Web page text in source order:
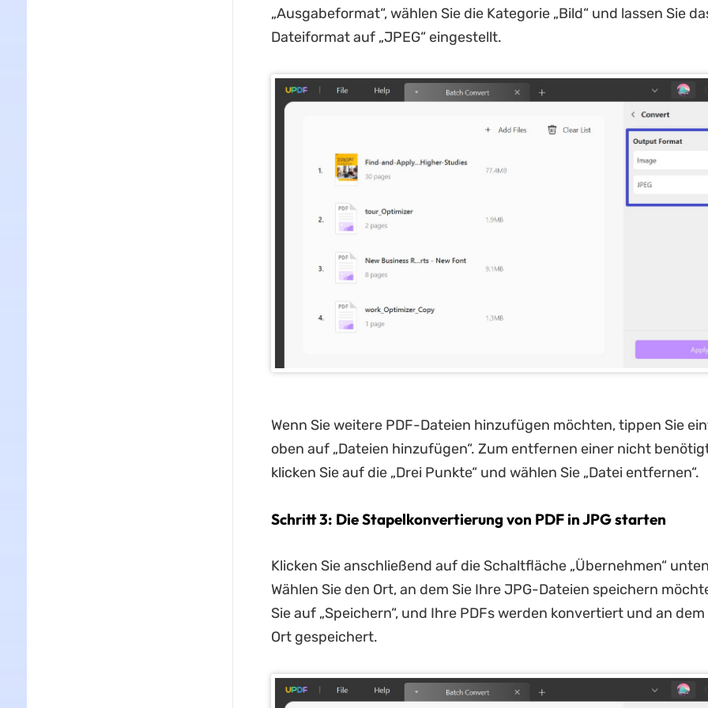
„Ausgabeformat“, wählen Sie die Kategorie „Bild“ und lassen Sie
Dateiformat auf „JPEG“ eingestellt.
Wenn Sie weitere PDF-Dateien hinzufügen möchten, tippen Sie
oben auf „Dateien hinzufügen“. Zum entfernen einer nicht
klicken Sie auf die „Drei Punkte“ und wählen Sie „Datei entfernen“.
Schritt 3: Die Stapelkonvertierung von PDF in JPG starten
Klicken Sie anschließend auf die Schaltfläche „Übernehmen“
Wählen Sie den Ort, an dem Sie Ihre JPG-Dateien speichern
Sie auf „Speichern“, und Ihre PDFs werden konvertiert und an
Ort gespeichert.